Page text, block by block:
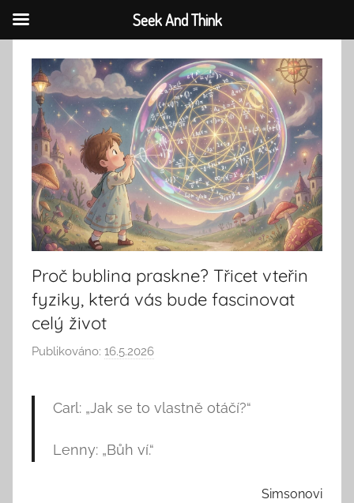
obsahu
Proč bublina praskne? Třicet vteřin
fyziky, která vás bude fascinovat
celý život
Publikováno: 16.5.2026
o
Carl: „Jak se to vlastně otáčí?“
Lenny: „Bůh ví.“
Simsonovi
Seek And Think